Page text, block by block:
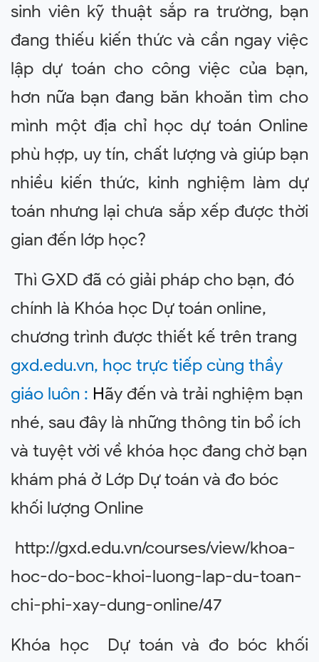
sinh viên kỹ thuật sắp ra trường, bạn
đang thiếu kiến thức và cần ngay việc
lập dự toán cho công việc của bạn,
hơn nữa bạn đang băn khoăn tìm cho
mình một địa chỉ học dự toán Online
phù hợp, uy tín, chất lượng và giúp bạn
nhiều kiến thức, kinh nghiệm làm dự
toán nhưng lại chưa sắp xếp được thời
gian đến lớp học?
Thì GXD đã có giải pháp cho bạn, đó
chính là Khóa học Dự toán online,
chương trình được thiết kế trên trang
gxd.edu.vn, học trực tiếp cùng thầy
giáo luôn : Hãy đến và trải nghiệm bạn
nhé, sau đây là những thông tin bổ ích
và tuyệt vời về khóa học đang chờ bạn
khám phá ở Lớp Dự toán và đo bóc
khối lượng Online
http://gxd.edu.vn/courses/view/khoa-
hoc-do-boc-khoi-luong-lap-du-toan-
chi-phi-xay-dung-online/47
Khóa học Dự toán và đo bóc khối